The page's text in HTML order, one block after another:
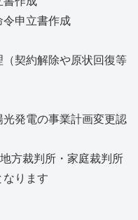
令申立書作成
（契約解除や原状回復等
光発電の事業計画変更認
方裁判所・家庭裁判所
なります